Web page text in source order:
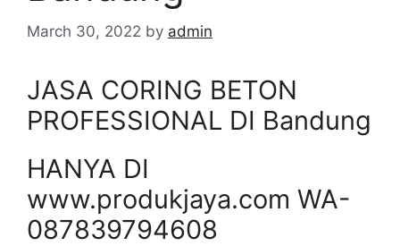
March 30, 2022 by admin
JASA CORING BETON
PROFESSIONAL DI Bandung
HANYA DI
www.produkjaya.com WA-
087839794608